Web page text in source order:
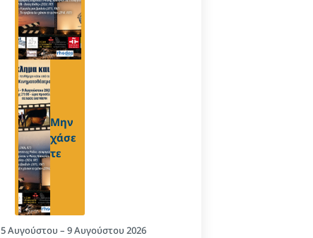
Μην
χάσε
τε
5 Αυγούστου – 9 Αυγούστου 2026